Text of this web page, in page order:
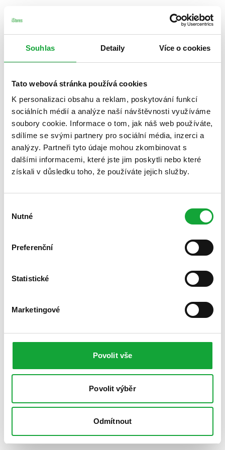
Souhlas Detaily Více o cookies
Tato webová stránka používá cookies
K personalizaci obsahu a reklam, poskytování funkcí
sociálních médií a analýze naší návštěvnosti využíváme
soubory cookie. Informace o tom, jak náš web používáte,
sdílíme se svými partnery pro sociální média, inzerci a
analýzy. Partneři tyto údaje mohou zkombinovat s
dalšími informacemi, které jste jim poskytli nebo které
získali v důsledku toho, že používáte jejich služby.
souhlasu
Nutné
Preferenční
Statistické
Marketingové
Povolit vše
Povolit výběr
Odmítnout